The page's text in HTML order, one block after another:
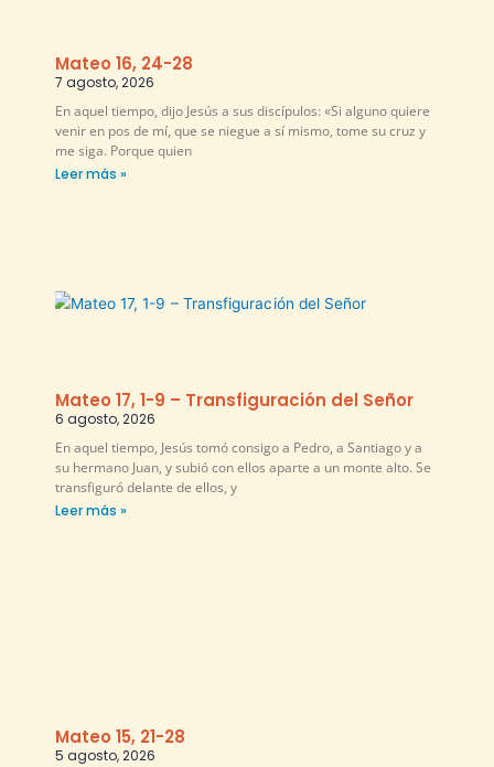
Mateo 16, 24-28
7 agosto, 2026
En aquel tiempo, dijo Jesús a sus discípulos: «Si alguno quiere
venir en pos de mí, que se niegue a sí mismo, tome su cruz y
me siga. Porque quien
Leer más »
Mateo 17, 1-9 – Transfiguración del Señor
6 agosto, 2026
En aquel tiempo, Jesús tomó consigo a Pedro, a Santiago y a
su hermano Juan, y subió con ellos aparte a un monte alto. Se
transfiguró delante de ellos, y
Leer más »
Mateo 15, 21-28
5 agosto, 2026